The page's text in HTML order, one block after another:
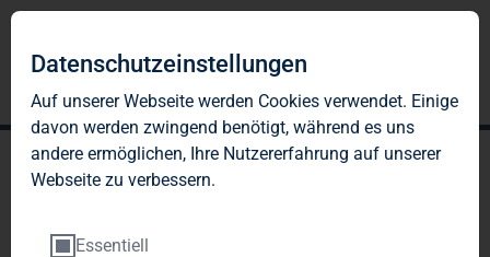
Datenschutzeinstellungen
Auf unserer Webseite werden Cookies verwendet. Einige
davon werden zwingend benötigt, während es uns
andere ermöglichen, Ihre Nutzererfahrung auf unserer
Webseite zu verbessern.
Essentiell